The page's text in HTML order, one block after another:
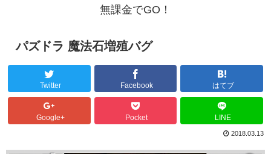
無課金でGO！
パズドラ 魔法石増殖バグ
Twitter Facebook はてブ
Google+ Pocket LINE
2018.03.13